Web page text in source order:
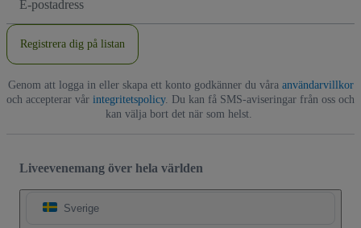
postadress
Registrera dig på listan
Genom att logga in eller skapa ett konto godkänner du våra användarvillkor
och accepterar vår integritetspolicy. Du kan få SMS-aviseringar från oss och
kan välja bort det när som helst.
Liveevenemang över hela världen
Sverige